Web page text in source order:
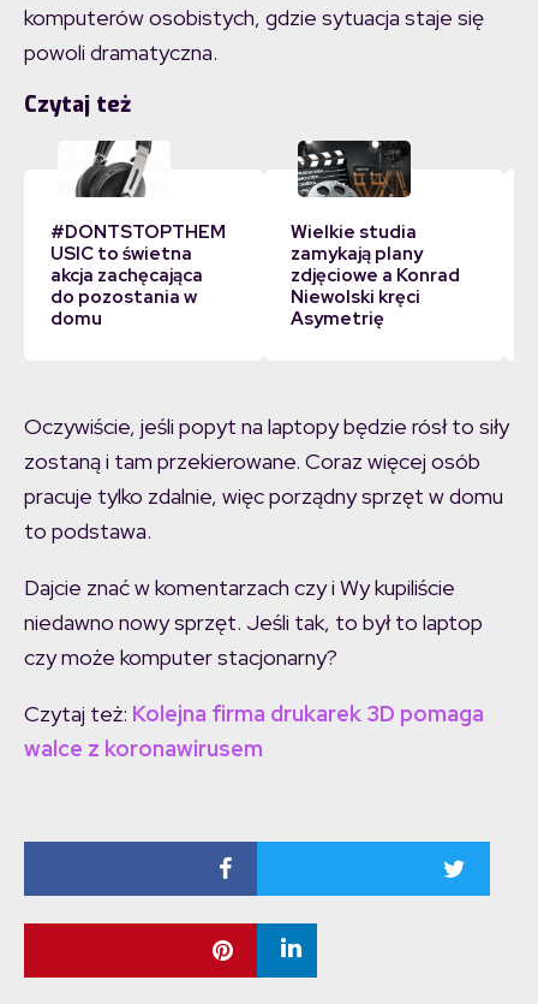
komputerów osobistych, gdzie sytuacja staje się
powoli dramatyczna.
Czytaj też
#DONTSTOPTHEM
USIC to świetna
akcja zachęcająca
do pozostania w
domu
Wielkie studia
zamykają plany
zdjęciowe a Konrad
Niewolski kręci
Asymetrię
Oczywiście, jeśli popyt na laptopy będzie rósł to siły
zostaną i tam przekierowane. Coraz więcej osób
pracuje tylko zdalnie, więc porządny sprzęt w domu
to podstawa.
Dajcie znać w komentarzach czy i Wy kupiliście
niedawno nowy sprzęt. Jeśli tak, to był to laptop
czy może komputer stacjonarny?
Czytaj też: Kolejna firma drukarek 3D pomaga
walce z koronawirusem